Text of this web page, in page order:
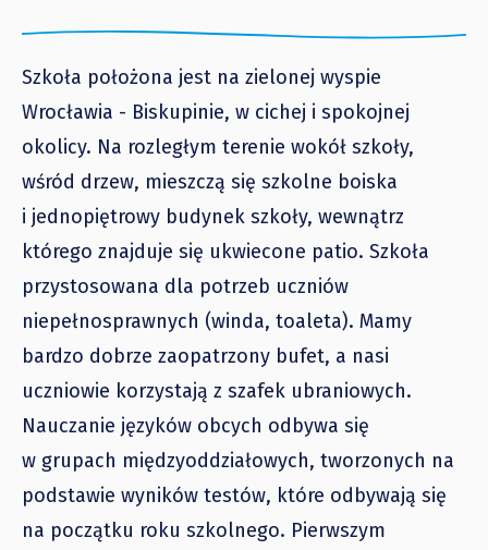
Szkoła położona jest na zielonej wyspie
Wrocławia - Biskupinie, w cichej i spokojnej
okolicy. Na rozległym terenie wokół szkoły,
wśród drzew, mieszczą się szkolne boiska
i jednopiętrowy budynek szkoły, wewnątrz
którego znajduje się ukwiecone patio. Szkoła
przystosowana dla potrzeb uczniów
niepełnosprawnych (winda, toaleta). Mamy
bardzo dobrze zaopatrzony bufet, a nasi
uczniowie korzystają z szafek ubraniowych.
Nauczanie języków obcych odbywa się
w grupach międzyoddziałowych, tworzonych na
podstawie wyników testów, które odbywają się
na początku roku szkolnego. Pierwszym